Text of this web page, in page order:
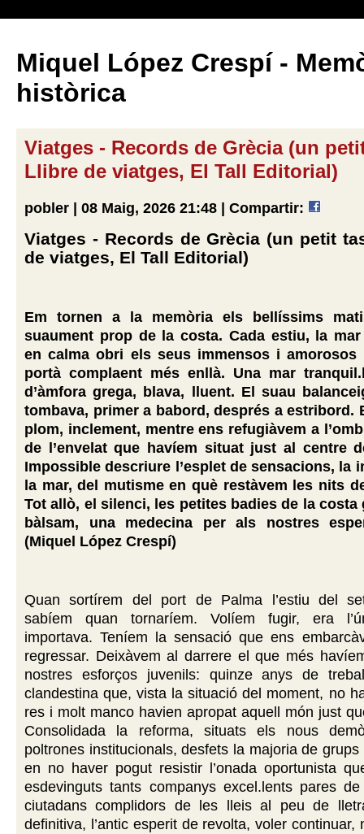
Miquel López Crespí -
històrica
Viatges - Records de Grècia (un
Llibre de viatges, El Tall Editorial)
pobler | 08 Maig, 2026 21:48 | Compartir:
Viatges - Records de Grècia (un petit
de viatges, El Tall Editorial)
Em tornen a la memòria els bellíssims
suaument prop de la costa. Cada estiu, la mar
en calma obri els seus immensos i amorosos
portà complaent més enllà. Una mar
d’àmfora grega, blava, lluent. El suau
tombava, primer a babord, després a estribord.
plom, inclement, mentre ens refugiàvem a
de l’envelat que havíem situat just al centre
Impossible descriure l’esplet de sensacions, la
la mar, del mutisme en què restàvem les nits
Tot allò, el silenci, les petites badies de la costa
bàlsam, una medecina per als nostres
(Miquel López Crespí)
Quan sortírem del port de Palma l’estiu del
sabíem quan tornaríem. Volíem fugir, era
importava. Teníem la sensació que ens
regressar. Deixàvem al darrere el que més
nostres esforços juvenils: quinze anys de
clandestina que, vista la situació del moment, no
res i molt manco havien apropat aquell món just
Consolidada la reforma, situats els nous
poltrones institucionals, desfets la majoria de grups
en no haver pogut resistir l’onada oportunista
esdevinguts tants companys excel.lents pares
ciutadans complidors de les lleis al peu de
definitiva, l’antic esperit de revolta, voler continuar,